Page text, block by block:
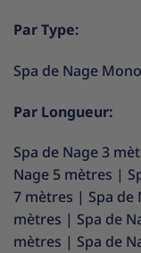
Par Type:
Spa de Nage
Par Longueur:
Spa de Nage 3
Nage 5 mètres |
7 mètres | Spa de
mètres | Spa de
mètres | Spa de